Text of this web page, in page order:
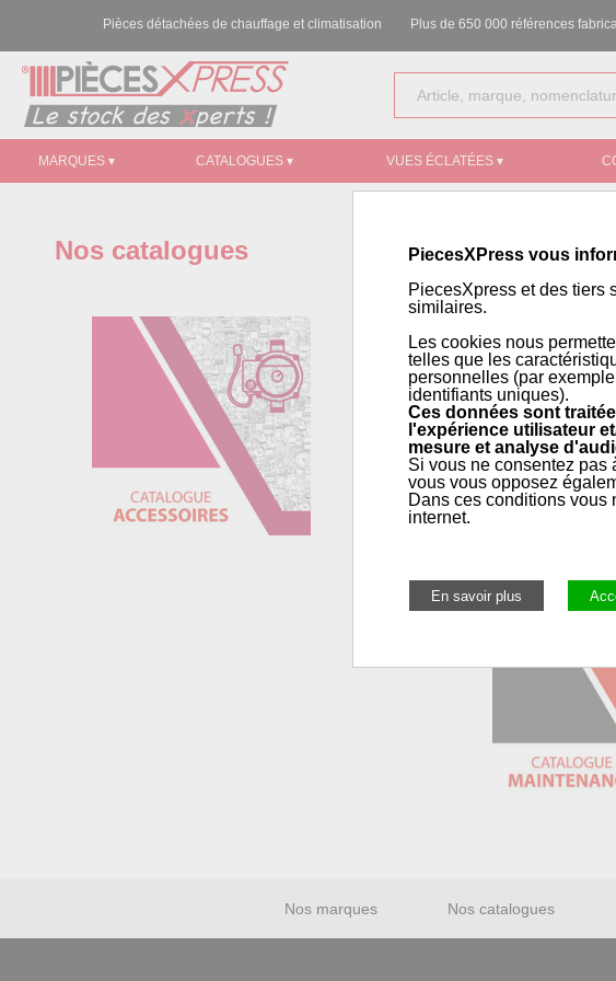
Pièces détachées de chauffage et climatisation Plus de 650 000 références
MARQUES ▾ CATALOGUES ▾ VUES ÉCLATÉES ▾
Nos catalogues
Nos marques Nos catalogues
PiecesXPress vous
PiecesXpress et des tiers
similaires.
Les cookies nous
telles que les
personnelles (par
identifiants uniques).
Ces données sont
l'expérience utilisateur
mesure et analyse
Si vous ne consentez pas
vous vous opposez
Dans ces conditions vous
internet.